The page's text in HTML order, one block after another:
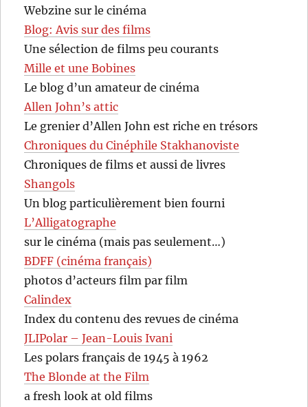
Webzine sur le cinéma
Blog: Avis sur des films
Une sélection de films peu courants
Mille et une Bobines
Le blog d’un amateur de cinéma
Allen John’s attic
Le grenier d’Allen John est riche en trésors
Chroniques du Cinéphile Stakhanoviste
Chroniques de films et aussi de livres
Shangols
Un blog particulièrement bien fourni
L’Alligatographe
sur le cinéma (mais pas seulement…)
BDFF (cinéma français)
photos d’acteurs film par film
Calindex
Index du contenu des revues de cinéma
JLIPolar – Jean-Louis Ivani
Les polars français de 1945 à 1962
The Blonde at the Film
a fresh look at old films